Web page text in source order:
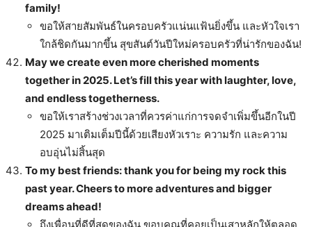
family!
ขอให้สายสัมพันธ์ในครอบครัวแน่นแฟ้นยิ่งขึ้น และหัวใจเรา
ใกล้ชิดกันมากขึ้น สุขสันต์วันปีใหม่ครอบครัวที่น่ารักของฉัน!
May we create even more cherished moments
together in 2025. Let’s fill this year with laughter, love,
and endless togetherness.
ขอให้เราสร้างช่วงเวลาที่ควรค่าแก่การจดจำเพิ่มขึ้นอีกในปี
2025 มาเติมเต็มปีนี้ด้วยเสียงหัวเราะ ความรัก และความ
อบอุ่นไม่สิ้นสุด
To my best friends: thank you for being my rock this
past year. Cheers to more adventures and bigger
dreams ahead!